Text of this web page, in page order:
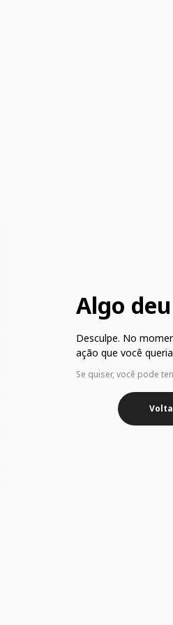
Algo
Desculpe. No
ação que você
Se quiser, você pode